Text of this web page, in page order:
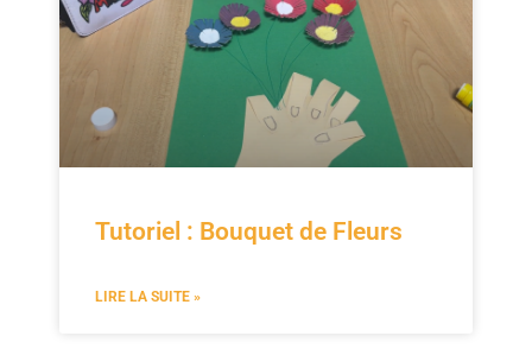
Tutoriel : Bouquet de Fleurs
LIRE LA SUITE »